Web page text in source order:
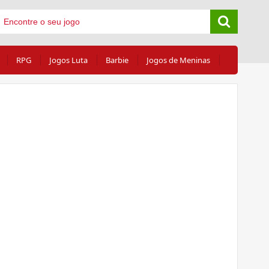
RPG Jogos Luta Barbie Jogos de Meninas